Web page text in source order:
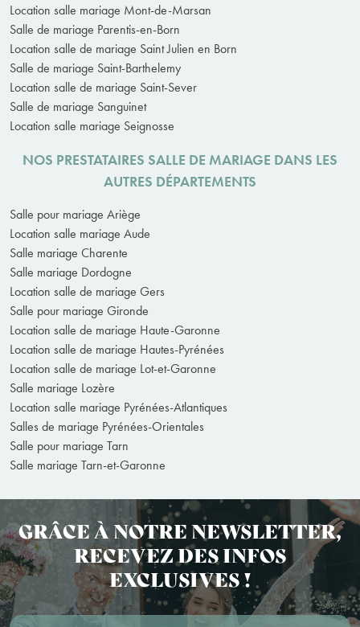
Location salle mariage Mont-de-Marsan
Salle de mariage Parentis-en-Born
Location salle de mariage Saint Julien en Born
Salle de mariage Saint-Barthelemy
Location salle de mariage Saint-Sever
Salle de mariage Sanguinet
Location salle mariage Seignosse
NOS PRESTATAIRES SALLE DE MARIAGE DANS LES
AUTRES DÉPARTEMENTS
Salle pour mariage Ariège
Location salle mariage Aude
Salle mariage Charente
Salle mariage Dordogne
Location salle de mariage Gers
Salle pour mariage Gironde
Location salle de mariage Haute-Garonne
Location salle de mariage Hautes-Pyrénées
Location salle de mariage Lot-et-Garonne
Salle mariage Lozère
Location salle mariage Pyrénées-Atlantiques
Salles de mariage Pyrénées-Orientales
Salle pour mariage Tarn
Salle mariage Tarn-et-Garonne
GRÂCE À NOTRE NEWSLETTER,
RECEVEZ DES INFOS
EXCLUSIVES !